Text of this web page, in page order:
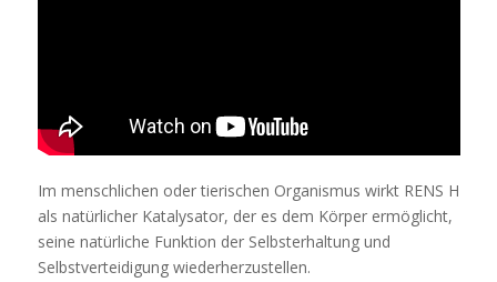
Im menschlichen oder tierischen Organismus wirkt RENS H
als natürlicher Katalysator, der es dem Körper ermöglicht,
seine natürliche Funktion der Selbsterhaltung und
Selbstverteidigung wiederherzustellen.